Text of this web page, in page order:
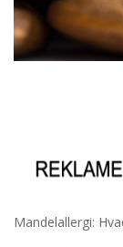
Mandelallergi: